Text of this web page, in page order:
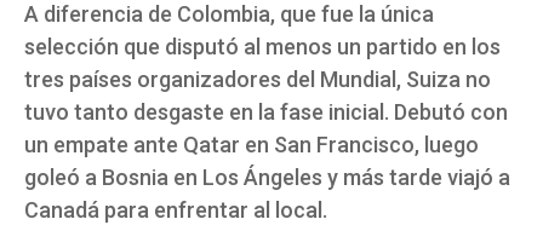
A diferencia de Colombia, que fue la única
selección que disputó al menos un partido en los
tres países organizadores del Mundial, Suiza no
tuvo tanto desgaste en la fase inicial. Debutó con
un empate ante Qatar en San Francisco, luego
goleó a Bosnia en Los Ángeles y más tarde viajó a
Canadá para enfrentar al local.